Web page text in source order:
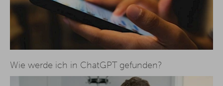
Wie werde ich in ChatGPT gefunden?